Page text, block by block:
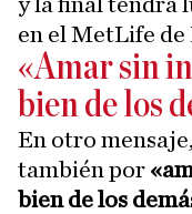
en el MetLife de
«Amar sin
bien de los
En otro
también por
bien de los